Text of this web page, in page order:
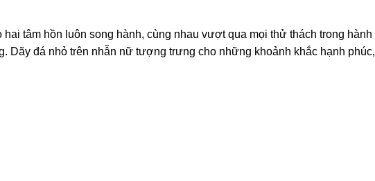
tâm hồn luôn song hành, cùng nhau vượt qua mọi thử thách trong
Dãy đá nhỏ trên nhẫn nữ tượng trưng cho những khoảnh khắc hạnh